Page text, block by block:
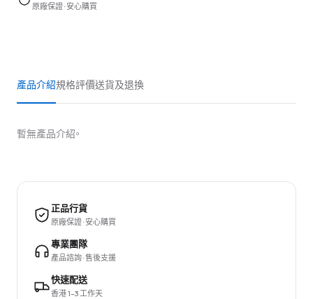
原廠保證 · 安心購買
產品介紹規格評價送貨及退換
暫無產品介紹。
正品行貨
原廠保證 · 安心購買
專業團隊
產品諮詢 · 售後支援
快速配送
香港 1–3 工作天